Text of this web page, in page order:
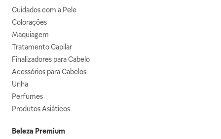
Cuidados com a Pele
Colorações
Maquiagem
Tratamento Capilar
Finalizadores para Cabelo
Acessórios para Cabelos
Unha
Perfumes
Produtos Asiáticos
Beleza Premium